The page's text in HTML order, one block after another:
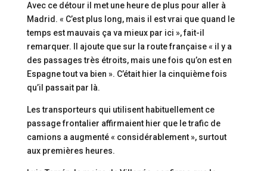
Avec ce détour il met une heure de plus pour aller à
Madrid. « C’est plus long, mais il est vrai que quand le
temps est mauvais ça va mieux par ici », fait-il
remarquer. Il ajoute que sur la route française « il y a
des passages très étroits, mais une fois qu’on est en
Espagne tout va bien ». C’était hier la cinquième fois
qu’il passait par là.
Les transporteurs qui utilisent habituellement ce
passage frontalier affirmaient hier que le trafic de
camions a augmenté « considérablement », surtout
aux premières heures.